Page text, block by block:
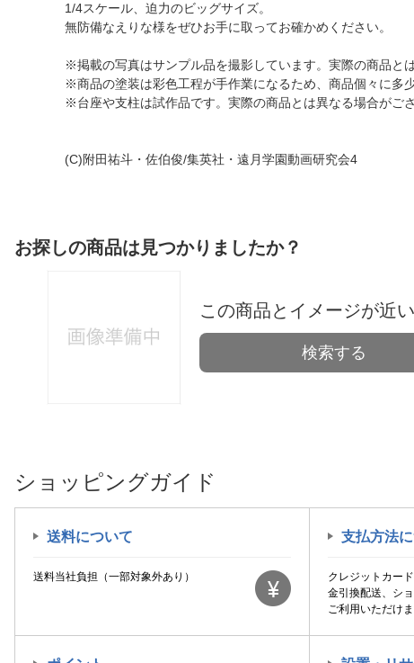
1/4スケール、迫力のビッグサイズ。
無防備なえりな様をぜひお手に取ってお確かめください。
※掲載の写真はサンプル品を撮影しています。実際の商品と
※商品の塗装は彩色工程が手作業になるため、商品個々に多
※台座や支柱は試作品です。実際の商品とは異なる場合がござ
(C)附田祐斗・佐伯俊/集英社・遠月学園動画研究会4
お探しの商品は見つかりましたか？
この商品とイメージが近
検索する
ショッピングガイド
送料について
送料当社負担（一部対象外あり）
支払方法
クレジットカー
金引換配送、シ
ご利用いただけま